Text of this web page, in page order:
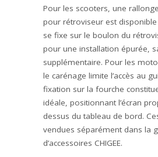
Pour les scooters, une
pour rétroviseur est
se fixe sur le boulon du
pour une installation épurée,
supplémentaire. Pour les
le carénage limite l’accès au
fixation sur la fourche
idéale, positionnant l’écran
dessus du tableau de bord.
vendues séparément dans la
d’accessoires CHIGEE.